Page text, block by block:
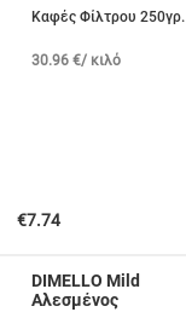
Καφές Φίλτρου 250γρ.
30.96 €/ κιλό
€7.74
DIMELLO Mild
Αλεσμένος